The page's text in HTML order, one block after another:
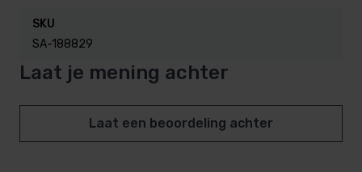
SKU
SA-188829
Laat je mening achter
Laat een beoordeling achter